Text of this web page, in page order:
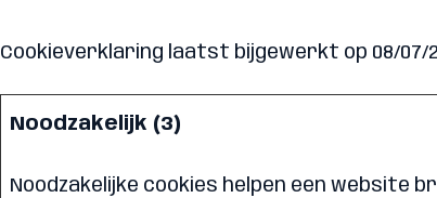
Cookieverklaring laatst bijgewerkt op 08/07/
Noodzakelijk (3)
Noodzakelijke cookies helpen een website